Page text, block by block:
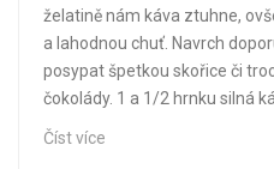
želatině nám káva ztuhne,
a lahodnou chuť. Navrch
posypat špetkou skořice či
čokolády. 1 a 1/2 hrnku silná
Číst více